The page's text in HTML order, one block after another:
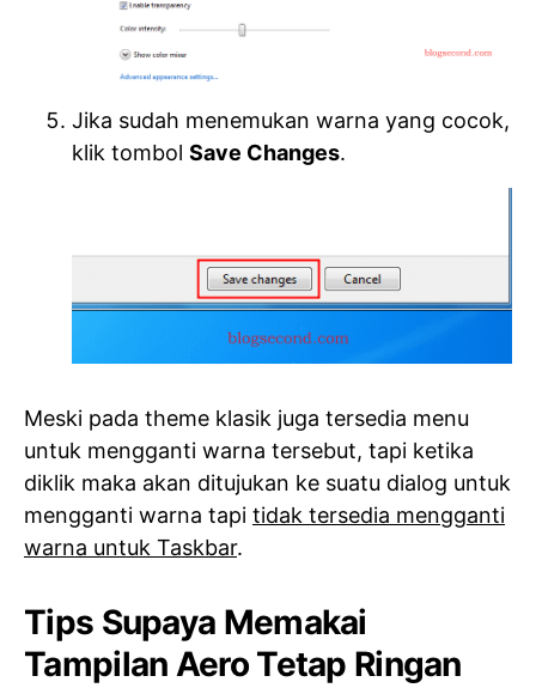
Jika sudah menemukan warna yang cocok,
klik tombol Save Changes.
Meski pada theme klasik juga tersedia menu
untuk mengganti warna tersebut, tapi ketika
diklik maka akan ditujukan ke suatu dialog untuk
mengganti warna tapi tidak tersedia mengganti
warna untuk Taskbar.
Tips Supaya Memakai
Tampilan Aero Tetap Ringan